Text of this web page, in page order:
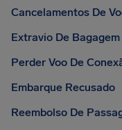
Cancelamentos De
Extravio De Bagagem
Perder Voo De
Embarque Recusado
Reembolso De